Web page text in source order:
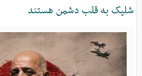
شلیک به قلب دشمن هستند